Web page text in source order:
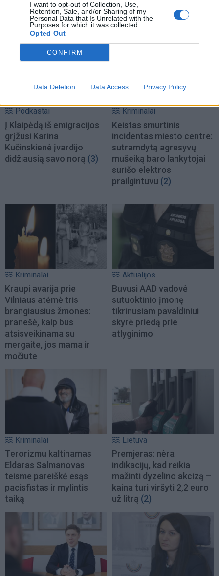
I want to opt-out of Collection, Use,
Retention, Sale, and/or Sharing of my
Personal Data that Is Unrelated with the
Purposes for which it was collected.
Opted Out
CONFIRM
Data Deletion Data Access Privacy Policy
NAUJI
Podkastai
Į Klaipėdą iš emigracijos
grįžusi Karina
Kučinskienė įvardijo
didžiausią savo norą (3)
Kriminalai
Keistas smurtinis
incidentas miesto centre:
sutramdytą agresyvų
mušeiką baro lankytojai
surišo elektros
prailgintuvu (2)
Kriminalai
Kraupi avarija prie
Vilniaus atėmė tris
brangiausius žmones:
pranešė, kaip bus
atsisveikinama su
mergaite, jos mama ir
močiute
Aktualijos
Buvusi AAD vadovė
sutuoktinio įmonę
tikrinusiam pavaldiniui
skyrė priedą prie
atlyginimo
Kriminalai
Terorizmu kaltinamas
Eldaras Salmanovas
teisme pareiškė esąs
pacisfistas ir mylintis
taiką
Lietuva
Premjeras: nėra
indikacijų, kad reikia
mažinti dyzelino akcizą –
kaina turi viršyti 2,2 euro
už litrą (2)